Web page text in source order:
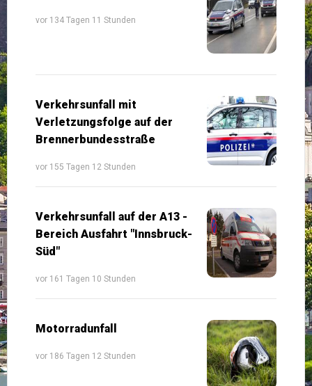
vor 134 Tagen 11 Stunden
Verkehrsunfall mit
Verletzungsfolge auf der
Brennerbundesstraße
vor 155 Tagen 12 Stunden
Verkehrsunfall auf der A13 -
Bereich Ausfahrt "Innsbruck-
Süd"
vor 161 Tagen 10 Stunden
Motorradunfall
vor 186 Tagen 12 Stunden